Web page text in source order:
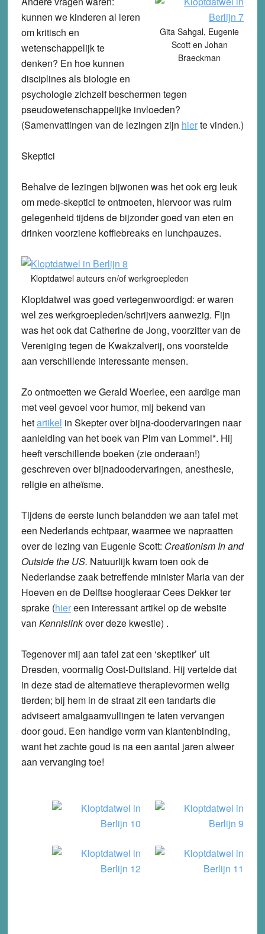
Gita Sahgal, Eugenie
Scott en Johan
Braeckman
kunnen we kinderen al leren
om kritisch en
wetenschappelijk te
denken? En hoe kunnen
disciplines als biologie en
psychologie zichzelf beschermen tegen
pseudowetenschappelijke invloeden?
(Samenvattingen van de lezingen zijn hierte vinden.)
Skeptici
Behalve de lezingen bijwonen was het ook erg leuk
om mede-skeptici te ontmoeten, hiervoor was ruim
gelegenheid tijdens de bijzonder goed van eten en
drinken voorziene koffiebreaks en lunchpauzes.
Kloptdatwel auteurs en/of werkgroepleden
Kloptdatwel was goed vertegenwoordigd: er waren
wel zes werkgroepleden/schrijvers aanwezig. Fijn
was het ook dat Catherine de Jong, voorzitter van de
Vereniging tegen de Kwakzalverij, ons voorstelde
aan verschillende interessante mensen.
Zo ontmoetten we Gerald Woerlee, een aardige man
met veel gevoel voor humor, mij bekend van
hetartikel in Skepter over bijna-doodervaringen naar
aanleiding van het boek van Pim van Lommel*. Hij
heeft verschillende boeken (zie onderaan!)
geschreven over bijnadoodervaringen, anesthesie,
religie en atheïsme.
Tijdens de eerste lunch belandden we aan tafel met
een Nederlands echtpaar, waarmee we napraatten
over de lezing van Eugenie Scott: Creationism In and
Outside the US. Natuurlijk kwam toen ook de
Nederlandse zaak betreffende minister Maria van der
Hoeven en de Delftse hoogleraar Cees Dekker ter
sprake (hiereen interessant artikel op de website
van Kennislinkover deze kwestie) .
Tegenover mij aan tafel zat een ‘skeptiker’ uit
Dresden, voormalig Oost-Duitsland. Hij vertelde dat
in deze stad de alternatieve therapievormen welig
tierden; bij hem in de straat zit een tandarts die
adviseert amalgaamvullingen te laten vervangen
door goud. Een handige vorm van klantenbinding,
want het zachte goud is na een aantal jaren alweer
aan vervanging toe!